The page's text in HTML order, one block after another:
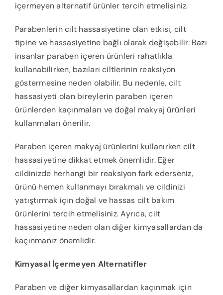
içermeyen alternatif ürünler tercih etmelisiniz.
Parabenlerin cilt hassasiyetine olan etkisi, cilt
tipine ve hassasiyetine bağlı olarak değişebilir. Bazı
insanlar paraben içeren ürünleri rahatlıkla
kullanabilirken, bazıları ciltlerinin reaksiyon
göstermesine neden olabilir. Bu nedenle, cilt
hassasiyeti olan bireylerin paraben içeren
ürünlerden kaçınmaları ve doğal makyaj ürünleri
kullanmaları önerilir.
Paraben içeren makyaj ürünlerini kullanırken cilt
hassasiyetine dikkat etmek önemlidir. Eğer
cildinizde herhangi bir reaksiyon fark ederseniz,
ürünü hemen kullanmayı bırakmalı ve cildinizi
yatıştırmak için doğal ve hassas cilt bakım
ürünlerini tercih etmelisiniz. Ayrıca, cilt
hassasiyetine neden olan diğer kimyasallardan da
kaçınmanız önemlidir.
Kimyasal İçermeyen Alternatifler
Paraben ve diğer kimyasallardan kaçınmak için